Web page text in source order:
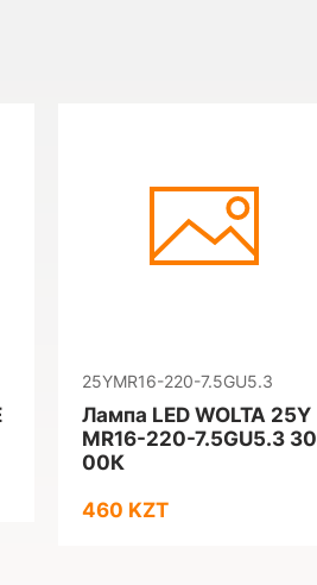
25YMR16-220-7.5GU5.3
Лампа LED WOLTA 25Y
MR16-220-7.5GU5.3 30
00К
460 KZT